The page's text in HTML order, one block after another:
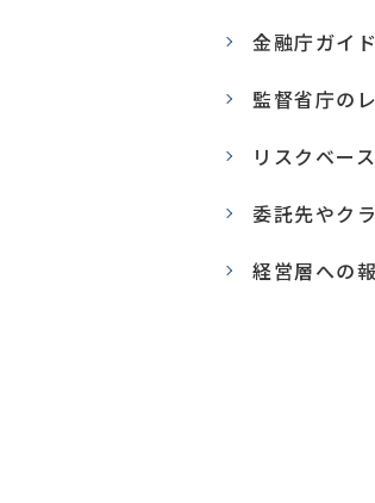
金融庁ガイ
監督省庁の
リスクベー
委託先やク
経営層への